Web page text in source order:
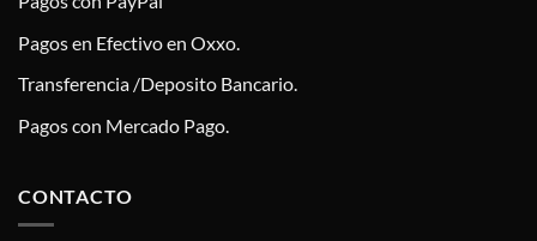
Pagos en Efectivo en Oxxo.
Transferencia /Deposito Bancario.
Pagos con Mercado Pago.
CONTACTO